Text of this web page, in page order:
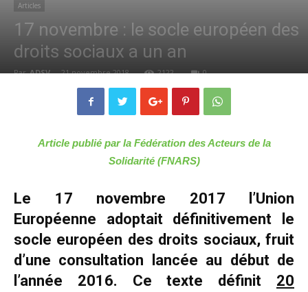
Articles
17 novembre : le socle européen des
droits sociaux a un an
Par ADSV - 21 novembre 2018 2122 0
Article publié par la Fédération des Acteurs de la
Solidarité (FNARS)
Le 17 novembre 2017 l’Union
Européenne adoptait définitivement le
socle européen des droits sociaux, fruit
d’une consultation lancée au début de
l’année 2016. Ce texte définit 20